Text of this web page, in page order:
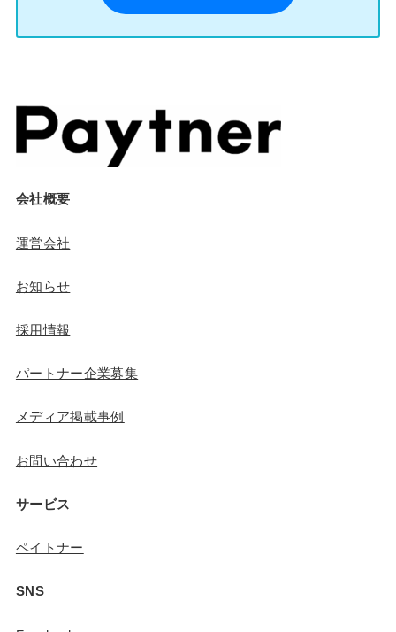
会社概要
運営会社
お知らせ
採用情報
パートナー企業募集
メディア掲載事例
お問い合わせ
サービス
ペイトナー
SNS